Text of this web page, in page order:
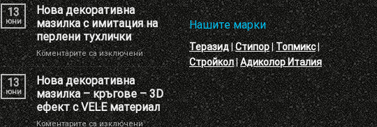
брандиране
на
Шоу
РУМ
Адиколор
13
юни
Нова декоративна
мазилка с имитация на
перлени тухлички
Коментарите са изключениза
Нова
декоративна
мазилка
с
имитация
на
13
юни
Нова декоративна
мазилка – кръгове – 3D
ефект с VELE материал
Коментарите са изключениза
Нашите марки
Теразид|Стипор|Топмикс|
Стройкол|Адиколор Италия